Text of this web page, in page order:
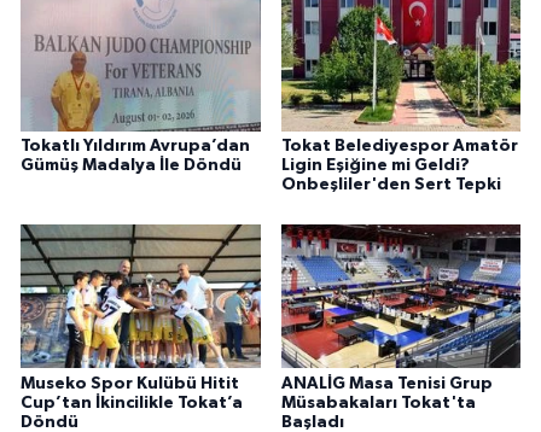
Tokatlı Yıldırım Avrupa’dan
Gümüş Madalya İle Döndü
Tokat Belediyespor Amatör
Ligin Eşiğine mi Geldi?
Onbeşliler'den Sert Tepki
Museko Spor Kulübü Hitit
Cup’tan İkincilikle Tokat’a
Döndü
ANALİG Masa Tenisi Grup
Müsabakaları Tokat'ta
Başladı